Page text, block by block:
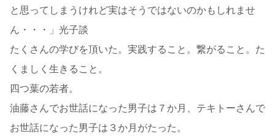
と思ってしまうけれど実はそうではないのかもしれませ
ん・・・」光子談
たくさんの学びを頂いた。実践すること。繋がること。た
くましく生きること。
四つ葉の若者。
油藤さんでお世話になった男子は７か月、テキトーさんで
お世話になった男子は３か月がたった。